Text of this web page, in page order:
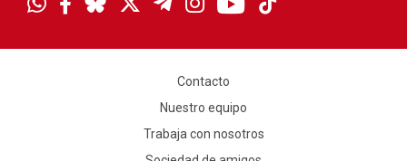
Contacto
Nuestro equipo
Trabaja con nosotros